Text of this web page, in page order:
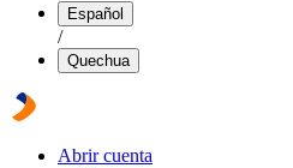
Español
/
Quechua
Abrir cuenta